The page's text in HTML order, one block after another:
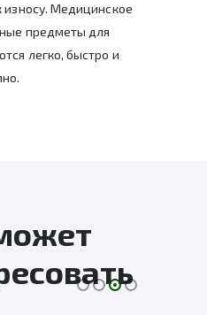
износу. Медицинское
предметы для
легко, быстро и